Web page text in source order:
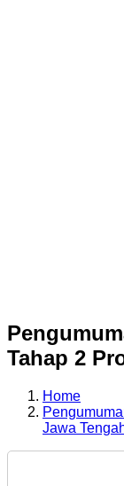
Tahap 2
Home
Jawa